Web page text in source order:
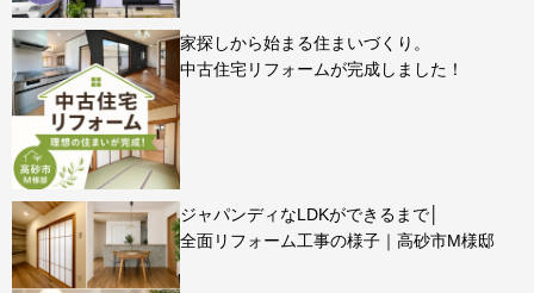
家探しから始まる住まいづくり。
中古住宅リフォームが完成しました！
ジャパンディなLDKができるまで│
全面リフォーム工事の様子｜高砂市M様邸